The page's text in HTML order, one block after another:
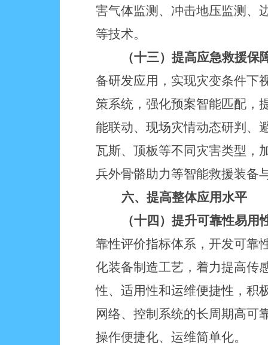
害气体监测、冲击地压监测、
等技术。
（十三）提高应急救援保
备研发应用，实现灾变条件下
策系统，强化预案智能匹配，
能联动、现场灾情动态研判、
瓦斯、顶板等不同灾害类型，
兵外骨骼助力等智能救援装备
六、提高整体应用水平
（十四）提升可靠性易用
靠性评价指标体系，开发可靠
化装备制造工艺，着力提高传
性、适用性和运维便捷性，积
网络、控制系统的长周期高可
操作便捷化、运维简单化。